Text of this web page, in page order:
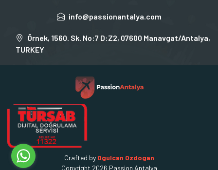
info@passionantalya.com
Örnek, 1560. Sk. No:7 D:Z2, 07600 Manavgat/Antalya,
TURKEY
Crafted by Ogulcan Ozdogan
Copyright 2026 Passion Antalya